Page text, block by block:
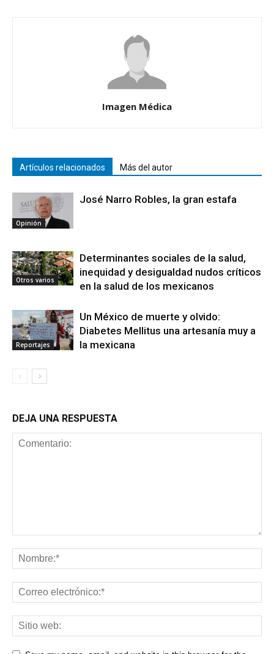
Imagen Médica
Artículos relacionados Más del autor
Opinión
José Narro Robles, la gran estafa
Otros varios
Determinantes sociales de la salud,
inequidad y desigualdad nudos críticos
en la salud de los mexicanos
Reportajes
Un México de muerte y olvido:
Diabetes Mellitus una artesanía muy a
la mexicana
DEJA UNA RESPUESTA